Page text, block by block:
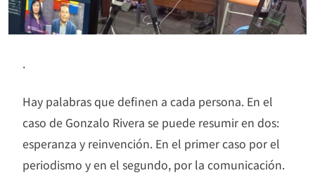
.
Hay palabras que definen a cada persona. En el
caso de Gonzalo Rivera se puede resumir en dos:
esperanza y reinvención. En el primer caso por el
periodismo y en el segundo, por la comunicación.